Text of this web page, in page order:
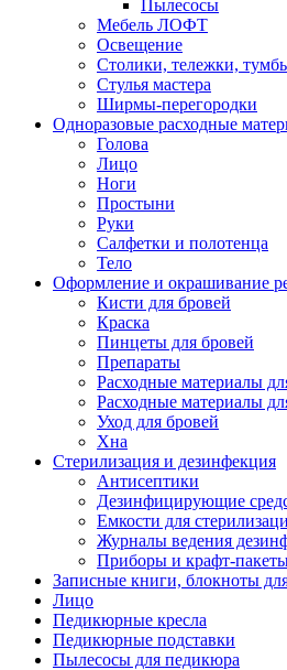
Пылесосы
Мебель ЛОФТ
Освещение
Столики, тележки,
Стулья мастера
Ширмы-перегородки
Одноразовые расходные
Голова
Лицо
Ноги
Простыни
Руки
Салфетки и полотенца
Тело
Оформление и окрашивание
Кисти для бровей
Краска
Пинцеты для бровей
Препараты
Расходные материалы
Расходные материалы
Уход для бровей
Хна
Стерилизация и дезинфекция
Антисептики
Дезинфицирующие
Емкости для
Журналы ведения
Приборы и крафт-
Записные книги, блокноты
Лицо
Педикюрные кресла
Педикюрные подставки
Пылесосы для педикюра